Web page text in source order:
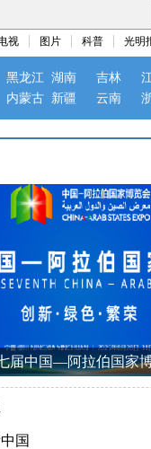
视 图片 科普 光明
黑龙江 湖南 吉林
内蒙古 新疆 云南
届中国—阿拉伯国家
国